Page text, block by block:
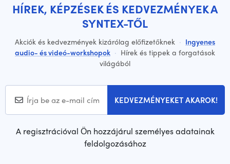
HÍREK, KÉPZÉSEK ÉS KEDVEZMÉNYEK A
SYNTEX-TŐL
Akciók és kedvezmények kizárólag előfizetőknek · Ingyenes
audio- és videó-workshopok · Hírek és tippek a forgatások
világából
KEDVEZMÉNYEKET AKAROK!
A regisztrációval Ön hozzájárul személyes adatainak
feldolgozásához